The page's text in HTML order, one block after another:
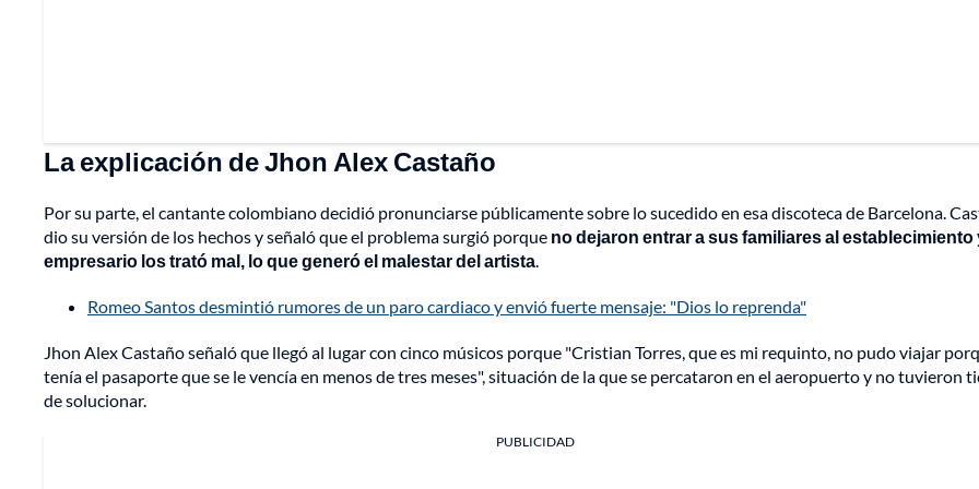
La explicación de Jhon Alex Castaño
Por su parte, el cantante colombiano decidió pronunciarse públicamente sobre lo sucedido en esa discoteca de Barcelona.
dio su versión de los hechos y señaló que el problema surgió porque no dejaron entrar a sus familiares al establecimiento
empresario los trató mal, lo que generó el malestar del artista.
Romeo Santos desmintió rumores de un paro cardiaco y envió fuerte mensaje: "Dios lo reprenda"
Jhon Alex Castaño señaló que llegó al lugar con cinco músicos porque "Cristian Torres, que es mi requinto, no pudo viajar
tenía el pasaporte que se le vencía en menos de tres meses", situación de la que se percataron en el aeropuerto y no tuvieron
de solucionar.
PUBLICIDAD